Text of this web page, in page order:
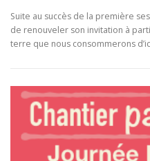
Suite au succès de la première
de renouveler son invitation à
terre que nous consommerons